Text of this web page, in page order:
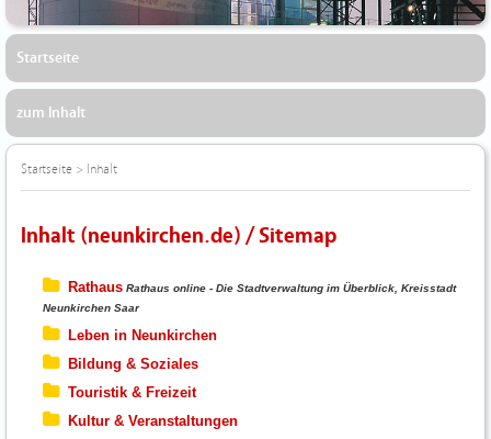
Startseite
zum Inhalt
Startseite > Inhalt
Inhalt (neunkirchen.de) / Sitemap
Rathaus Rathaus online - Die Stadtverwaltung im Überblick, Kreisstadt
Neunkirchen Saar
Leben in Neunkirchen
Bildung & Soziales
Touristik & Freizeit
Kultur & Veranstaltungen